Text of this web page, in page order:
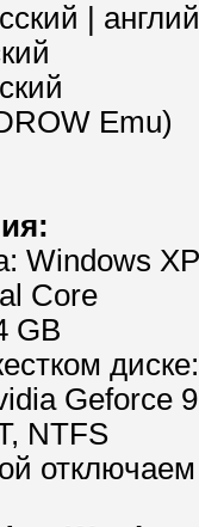
|
Emu)
Windows
Core
GB
Geforce
NTFS